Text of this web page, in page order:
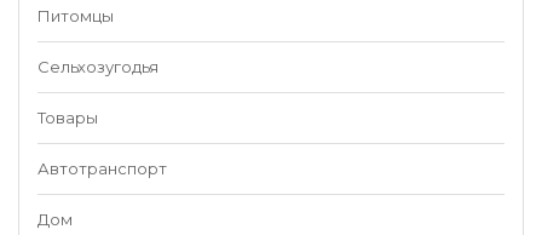
Питомцы
Сельхозугодья
Товары
Автотранспорт
Дом